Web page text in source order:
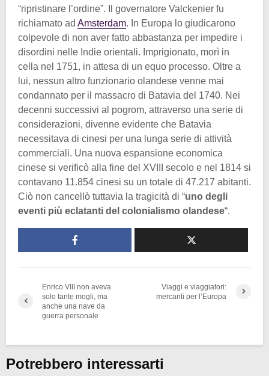
“ripristinare l’ordine”. Il governatore Valckenier fu
richiamato ad Amsterdam. In Europa lo giudicarono
colpevole di non aver fatto abbastanza per impedire i
disordini nelle Indie orientali. Imprigionato, morì in
cella nel 1751, in attesa di un equo processo. Oltre a
lui, nessun altro funzionario olandese venne mai
condannato per il massacro di Batavia del 1740. Nei
decenni successivi al pogrom, attraverso una serie di
considerazioni, divenne evidente che Batavia
necessitava di cinesi per una lunga serie di attività
commerciali. Una nuova espansione economica
cinese si verificò alla fine del XVIII secolo e nel 1814 si
contavano 11.854 cinesi su un totale di 47.217 abitanti.
Ciò non cancellò tuttavia la tragicità di “uno degli
eventi più eclatanti del colonialismo olandese“.
Enrico VIII non aveva
solo tante mogli, ma
anche una nave da
guerra personale
Viaggi e viaggiatori:
mercanti per l’Europa
Potrebbero interessarti